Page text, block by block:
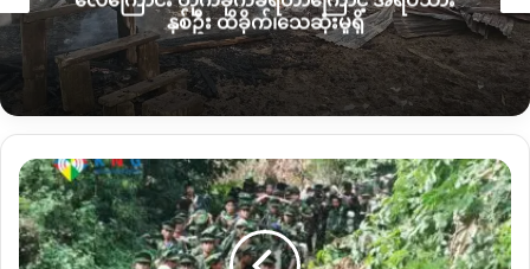
ညှင်း–ဘီလူးမြို့ လမ်းဆုံမှာရှိတဲ့ မိုးညှင်းစိုက်ပျိုးရေးရုံးကိုလည်း မိုး
KPDFက သွားရောက်တိုက်ခိုက်ရာ စစ်တပ်ဘက်မှ ၃ ၇ဦးကျ
ဆုံးမှုရှိခဲ့ကြောင်း
မိုးညှင်းကာကွယ်ရေးတပ်က ဩဂုတ်လ ၇ ရက်နေ့
ထုတ်ပြန်ကြေညာထားပါတယ်။
ဘက်တွေကို လက်နက်ကြီးနဲ့ရမ်းသမ်းပစ်ခတ်နေတာဖြစ်နိုင်
ကြောင်း မိုးညှင်းဒေသခံအမျိုးသားတစ်ဦးကKNGကိုပြောပါတယ်။
နှစ်ဦး ထိခိုက်၊သေဆုံးမှုရှိ
ပ
န်
ရှီ
စစ်